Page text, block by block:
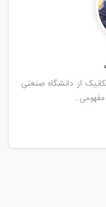
از دانشگاه صنعتی